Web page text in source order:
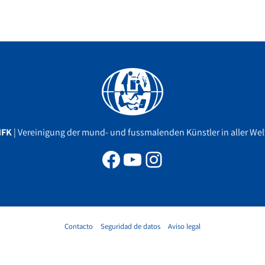
| Vereinigung der mund- und fussmalenden Künstler in aller
Facebook
YouTube
Instagram
Contacto Seguridad de datos Aviso legal